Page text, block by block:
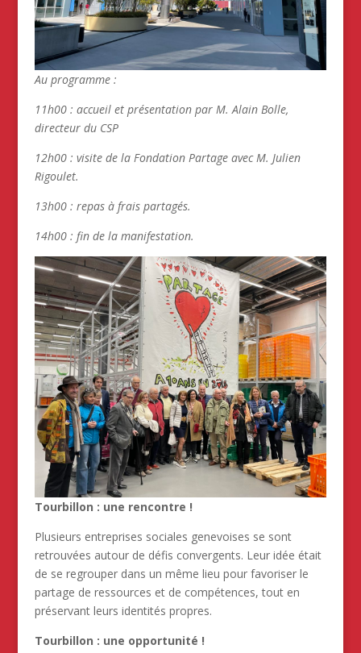
Au programme :
11h00 : accueil et présentation par M. Alain Bolle,
directeur du CSP
12h00 : visite de la Fondation Partage avec M. Julien
Rigoulet.
13h00 : repas à frais partagés.
14h00 : fin de la manifestation.
Tourbillon : une rencontre !
Plusieurs entreprises sociales genevoises se sont
retrouvées autour de défis convergents. Leur idée était
de se regrouper dans un même lieu pour favoriser le
partage de ressources et de compétences, tout en
préservant leurs identités propres.
Tourbillon : une opportunité !